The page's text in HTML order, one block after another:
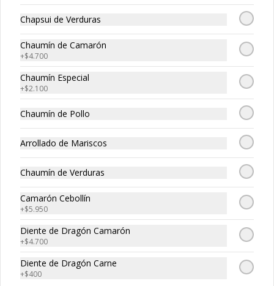
Filete Curry
$21.250
Filete Solo
Chapsui de Verduras
Chaumín de Camarón
+$4.700
Chaumín Especial
+$2.100
Chaumín de Pollo
Arrollado de Mariscos
Chaumín de Verduras
Camarón Cebollín
+$5.950
Diente de Dragón Camarón
+$4.700
Diente de Dragón Carne
+$400